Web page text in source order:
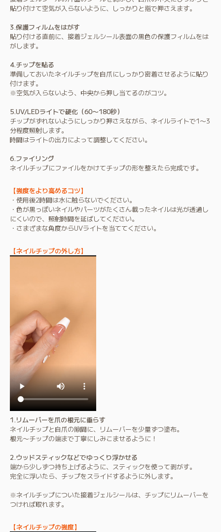
貼り付けて空気が入らないように、しっかりと指で押さえます。
3.保護フィルムをはがす
貼り付ける直前に、接着ジェルシール表面の黒色の保護フィルムをは
がします。
4.チップを貼る
準備しておいたネイルチップを自爪にしっかり密着させるように貼り
付けます。
※空気が入らないよう、中央から押し当てるのがコツ。
5.UV/LEDライトで硬化（60〜180秒）
チップがずれないようにしっかり押さえながら、ネイルライトで1〜3
分程度照射します。
時間はライトの出力によって調整してください。
6.ファイリング
ネイルチップにファイルをかけてチップの形を整えたら完成です。
【強度をより高めるコツ】
・使用後2時間は水に触らないでください。
・色が黒っぽいネイルやパーツがたくさん載ったネイルは光が透過し
にくいので、照射時間を延ばしてください。
・さまざまな角度からUVライトを当ててください。
【ネイルチップの外し方】
1.リムーバーを爪の根元に垂らす
ネイルチップと自爪の隙間に、リムーバーを少量ずつ塗布。
根元〜チップの端まで丁寧にしみこませるように！
2.ウッドスティックなどでゆっくり浮かせる
端から少しずつ持ち上げるように、スティックを使って剥がす。
完全に浮いたら、チップをスライドするように外します。
※ネイルチップについた接着ジェルシールは、チップにリムーバーを
つければ取れます。
【ネイルチップの強度】